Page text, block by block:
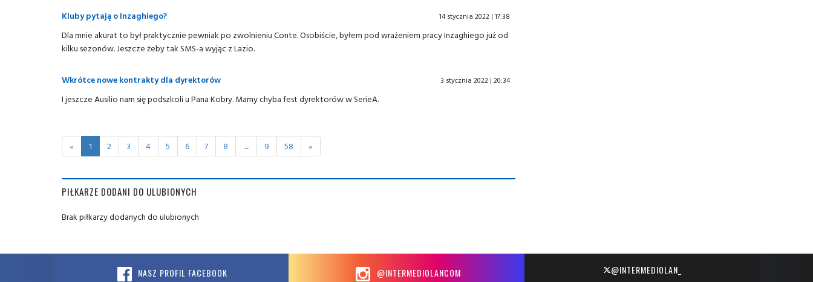
Kluby pytają o Inzaghiego? 14 stycznia 2022 | 17:38
Dla mnie akurat to był praktycznie pewniak po zwolnieniu Conte. Osobiście, byłem pod wrażeniem pracy Inzaghiego już od
kilku sezonów. Jeszcze żeby tak SMS-a wyjąc z Lazio.
Wkrótce nowe kontrakty dla dyrektorów 3 stycznia 2022 | 20:34
I jeszcze Ausilio nam się podszkoli u Pana Kobry. Mamy chyba fest dyrektorów w SerieA.
« 1 2 3 4 5 6 7 8 ..... 9 58 »
PIŁKARZE DODANI DO ULUBIONYCH
Brak piłkarzy dodanych do ulubionych
NASZ PROFIL FACEBOOK @INTERMEDIOLANCOM @INTERMEDIOLAN_